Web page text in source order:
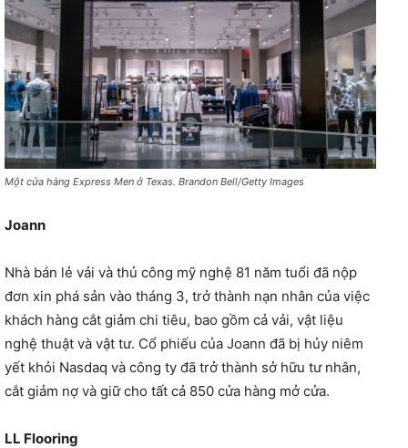
Một cửa hàng Express Men ở Texas. Brandon Bell/Getty Images
Joann
Nhà bán lẻ vải và thủ công mỹ nghệ 81 năm tuổi đã nộp
đơn xin phá sản vào tháng 3, trở thành nạn nhân của việc
khách hàng cắt giảm chi tiêu, bao gồm cả vải, vật liệu
nghệ thuật và vật tư. Cổ phiếu của Joann đã bị hủy niêm
yết khỏi Nasdaq và công ty đã trở thành sở hữu tư nhân,
cắt giảm nợ và giữ cho tất cả 850 cửa hàng mở cửa.
LL Flooring